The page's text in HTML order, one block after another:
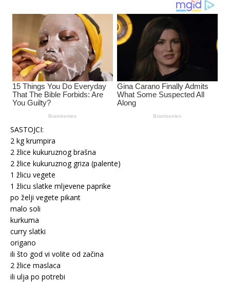
SASTOJCI:
2 kg krumpira
2 žlice kukuruznog brašna
2 žlice kukuruznog griza (palente)
1 žlicu vegete
1 žlicu slatke mljevene paprike
po želji vegete pikant
malo soli
kurkuma
curry slatki
origano
ili što god vi volite od začina
2 žlice maslaca
ili ulja po potrebi